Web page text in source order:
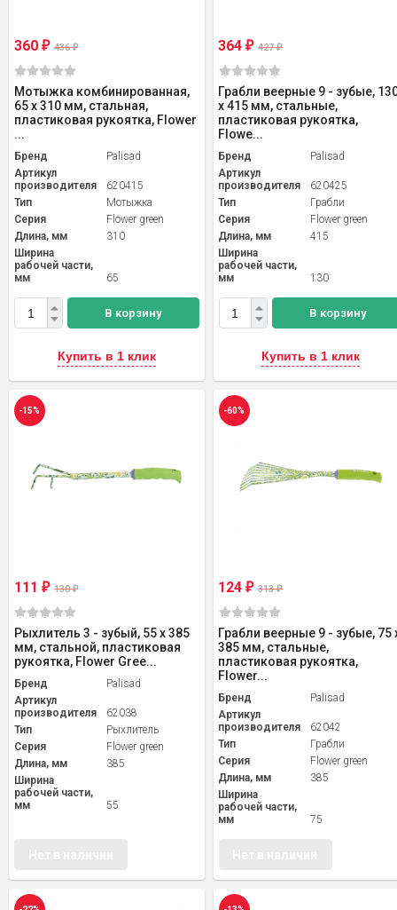
360 ₽ 436₽
Мотыжка комбинированная,
65 х 310 мм, стальная,
пластиковая рукоятка, Flower
...
Бренд
Palisad
Артикул
производителя
620415
Тип
Мотыжка
Серия
Flower green
Длина, мм
310
Ширина
рабочей части,
мм
65
В корзину
Купить в 1 клик
364₽ 427₽
Грабли веерные 9 - зубые,
х 415 мм, стальные,
пластиковая рукоятка,
Flowe...
Бренд
Palisad
Артикул
производителя
620425
Тип
Грабли
Серия
Flower green
Длина, мм
415
Ширина
рабочей части,
мм
130
В корзину
Купить в 1 клик
-15%
111 ₽ 130₽
Рыхлитель 3 - зубый, 55 х 385
мм, стальной, пластиковая
рукоятка, Flower Gree...
Бренд
Palisad
Артикул
производителя
62038
Тип
Рыхлитель
Серия
Flower green
Длина, мм
385
Ширина
рабочей части,
мм
55
-60%
124₽ 313₽
Грабли веерные 9 - зубые, 75
385 мм, стальные,
пластиковая рукоятка,
Flower...
Бренд
Palisad
Артикул
производителя
62042
Тип
Грабли
Серия
Flower green
Длина, мм
385
Ширина
рабочей части,
мм
75